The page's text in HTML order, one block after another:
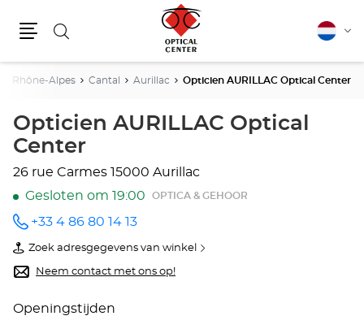
Zoeken
Rhône-Alpes Cantal Aurillac Opticien AURILLAC Optical Center
Opticien AURILLAC Optical
Center
26 rue Carmes 15000 Aurillac
Gesloten om 19:00
OPTICA & GEHOOR
telefoonnummer
+33 4 86 80 14 13
Zoek adresgegevens van winkel
van
Opticien
AURILLAC
Center
Neem contact met ons op!
Openingstijden